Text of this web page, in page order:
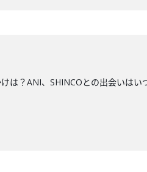
は？ANI、SHINCOとの出会いはい